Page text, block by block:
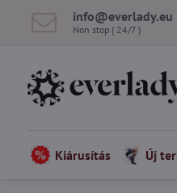
info​@everlady​.eu
Non stop ( 24/7 )
Kiárusítás Új